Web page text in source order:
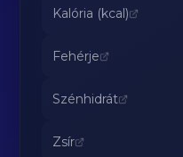
Kalória (kcal)
Fehérje
Szénhidrát
Zsír